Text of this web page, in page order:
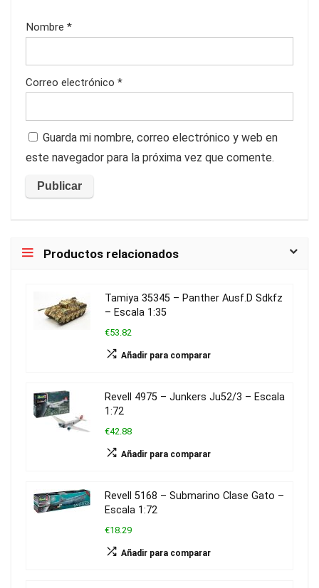
Nombre *
Correo electrónico *
Guarda mi nombre, correo electrónico y web en
este navegador para la próxima vez que comente.
Productos relacionados
Tamiya 35345 – Panther Ausf.D Sdkfz
– Escala 1:35
€53.82
Añadir para comparar
Revell 4975 – Junkers Ju52/3 – Escala
1:72
€42.88
Añadir para comparar
Revell 5168 – Submarino Clase Gato –
Escala 1:72
€18.29
Añadir para comparar